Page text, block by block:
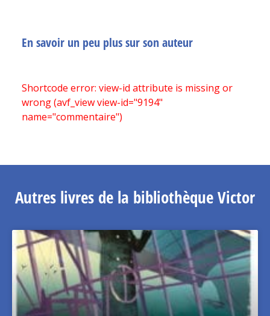
En savoir un peu plus sur son auteur
Shortcode error: view-id attribute is missing or
wrong (avf_view view-id="9194"
name="commentaire")
Autres livres de la bibliothèque Victor